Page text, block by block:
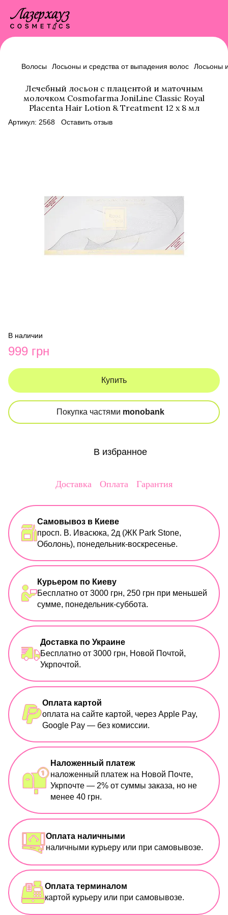
Волосы Лосьоны и средства от выпадения волос Лосьоны
Лечебный лосьон с плацентой и маточным
молочком Cosmofarma JoniLine Classic Royal
Placenta Hair Lotion & Treatment 12 x 8 мл
Артикул: 2568 Оставить отзыв
В наличии
999 грн
Купить
Покупка частями monobank
В избранное
Доставка Оплата Гарантия
Самовывоз в Киеве
просп. В. Ивасюка, 2д (ЖК Park Stone,
Оболонь), понедельник-воскресенье.
Курьером по Киеву
Бесплатно от 3000 грн, 250 грн при меньшей
сумме, понедельник-суббота.
Доставка по Украине
Бесплатно от 3000 грн, Новой Почтой,
Укрпочтой.
Оплата картой
оплата на сайте картой, через Apple Pay,
Google Pay — без комиссии.
Наложенный платеж
наложенный платеж на Новой Почте,
Укрпочте — 2% от суммы заказа, но не
менее 40 грн.
Оплата наличными
наличными курьеру или при самовывозе.
Оплата терминалом
картой курьеру или при самовывозе.